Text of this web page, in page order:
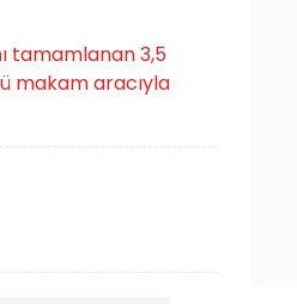
tamamlanan 3,5
makam aracıyla